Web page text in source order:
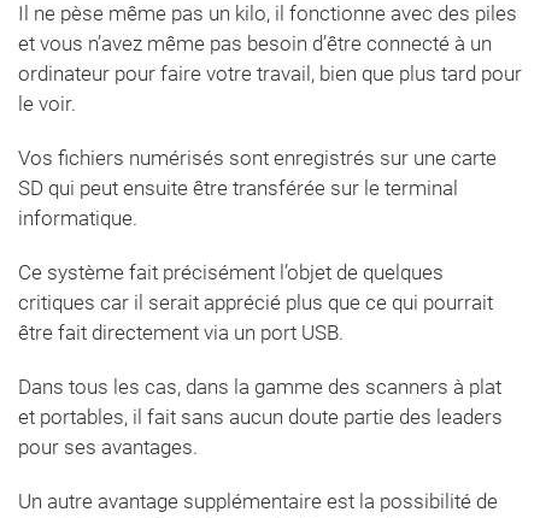
Il ne pèse même pas un kilo, il fonctionne avec des piles
et vous n’avez même pas besoin d’être connecté à un
ordinateur pour faire votre travail, bien que plus tard pour
le voir.
Vos fichiers numérisés sont enregistrés sur une carte
SD qui peut ensuite être transférée sur le terminal
informatique.
Ce système fait précisément l’objet de quelques
critiques car il serait apprécié plus que ce qui pourrait
être fait directement via un port USB.
Dans tous les cas, dans la gamme des scanners à plat
et portables, il fait sans aucun doute partie des leaders
pour ses avantages.
Un autre avantage supplémentaire est la possibilité de